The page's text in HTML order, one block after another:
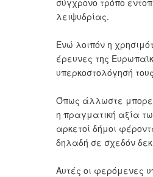
σύγχρονο τρόπο
λειψυδρίας.
Ενώ λοιπόν η
έρευνες της
υπερκοστολόγησή
Όπως άλλωστε μπορεί
η πραγματική αξία
αρκετοί δήμοι
δηλαδή σε σχεδόν
Αυτές οι φερόμενες